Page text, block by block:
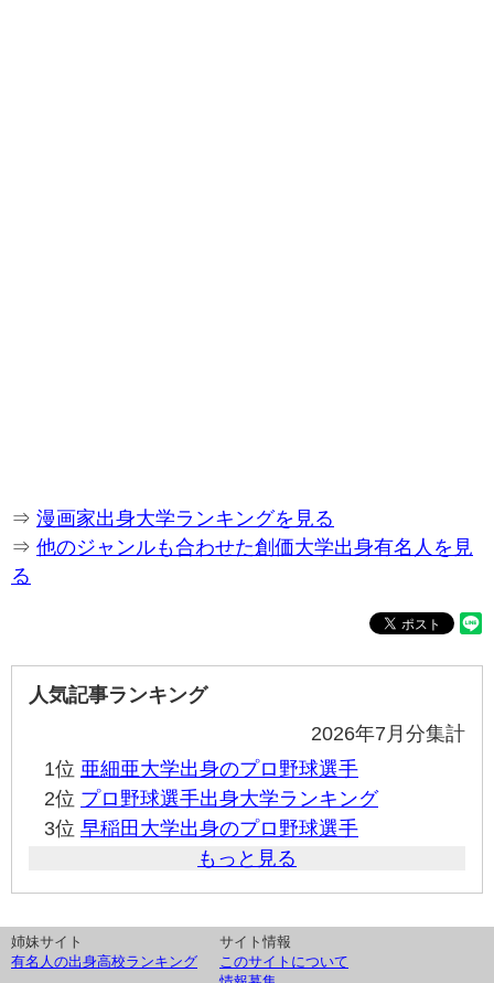
⇒ 漫画家出身大学ランキングを見る
⇒ 他のジャンルも合わせた創価大学出身有名人を見
る
人気記事ランキング
2026年7月分集計
1位 亜細亜大学出身のプロ野球選手
2位 プロ野球選手出身大学ランキング
3位 早稲田大学出身のプロ野球選手
もっと見る
姉妹サイト
有名人の出身高校ランキング
サイト情報
このサイトについて